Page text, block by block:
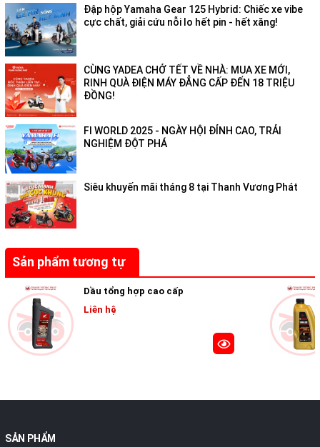
Đập hộp Yamaha Gear 125 Hybrid: Chiếc xe vibe
cực chất, giải cứu nỗi lo hết pin - hết xăng!
CÙNG YADEA CHỞ TẾT VỀ NHÀ: MUA XE MỚI,
RINH QUÀ ĐIỆN MÁY ĐẲNG CẤP ĐẾN 18 TRIỆU
ĐỒNG!
FI WORLD 2025 - NGÀY HỘI ĐỈNH CAO, TRẢI
NGHIỆM ĐỘT PHÁ
Siêu khuyến mãi tháng 8 tại Thanh Vương Phát
Sản phẩm tương tự
Dầu tổng hợp cao cấp
Liên hệ
SẢN PHẨM